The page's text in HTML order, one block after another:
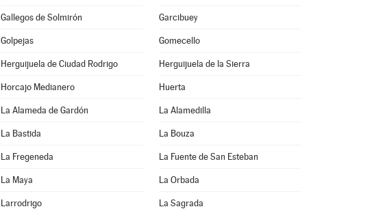
Gallegos de Solmirón Garcibuey
Golpejas Gomecello
Herguijuela de Ciudad Rodrigo Herguijuela de la Sierra
Horcajo Medianero Huerta
La Alameda de Gardón La Alamedilla
La Bastida La Bouza
La Fregeneda La Fuente de San Esteban
La Maya La Orbada
Larrodrigo La Sagrada